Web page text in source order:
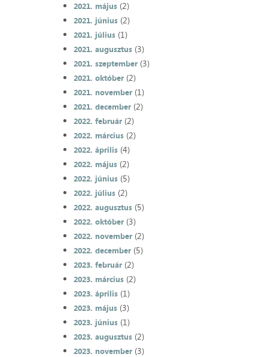
2021. május(2)
2021. június(2)
2021. július(1)
2021. augusztus(3)
2021. szeptember(3)
2021. október(2)
2021. november(1)
2021. december(2)
2022. február(2)
2022. március(2)
2022. április(4)
2022. május(2)
2022. június(5)
2022. július(2)
2022. augusztus(5)
2022. október(3)
2022. november(2)
2022. december(5)
2023. február(2)
2023. március(2)
2023. április(1)
2023. május(3)
2023. június(1)
2023. augusztus(2)
2023. november(3)